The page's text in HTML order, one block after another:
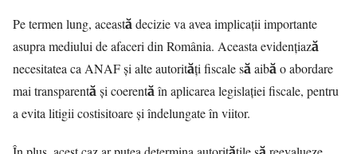
Pe termen lung, această decizie va avea implicații importante
asupra mediului de afaceri din România. Aceasta evidențiază
necesitatea ca ANAF și alte autorități fiscale să aibă o abordare
mai transparentă și coerentă în aplicarea legislației fiscale, pentru
a evita litigii costisitoare și îndelungate în viitor.